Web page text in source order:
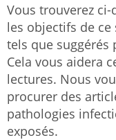
Vous trouverez
les objectifs de ce
tels que suggérés
Cela vous aidera
lectures. Nous
procurer des
pathologies
exposés.